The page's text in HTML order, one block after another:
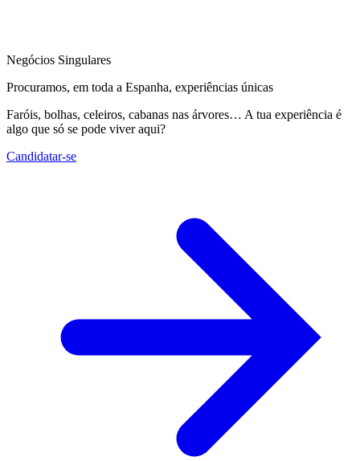
Negócios Singulares
Procuramos, em toda a Espanha, experiências únicas
Faróis, bolhas, celeiros, cabanas nas árvores… A tua experiência é
algo que só se pode viver aqui?
Candidatar-se